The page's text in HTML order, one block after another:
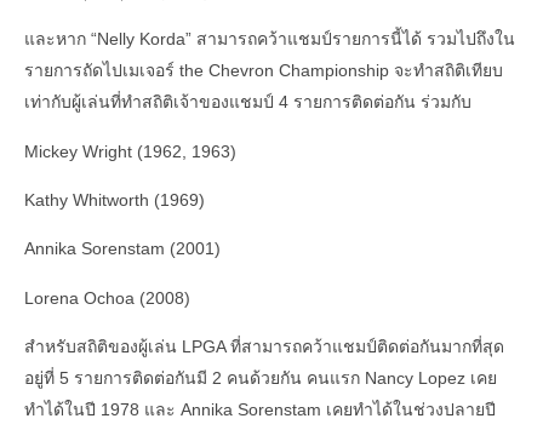
และหาก “Nelly Korda” สามารถคว้าแชมป์รายการนี้ได้ รวมไปถึงใน
รายการถัดไปเมเจอร์ the Chevron Championship จะทำสถิติเทียบ
เท่ากับผู้เล่นที่ทำสถิติเจ้าของแชมป์ 4 รายการติดต่อกัน ร่วมกับ
Mickey Wright (1962, 1963)
Kathy Whitworth (1969)
Annika Sorenstam (2001)
Lorena Ochoa (2008)
สำหรับสถิติของผู้เล่น LPGA ที่สามารถคว้าแชมป์ติดต่อกันมากที่สุด
อยู่ที่ 5 รายการติดต่อกันมี 2 คนด้วยกัน คนแรก Nancy Lopez เคย
ทำได้ในปี 1978 และ Annika Sorenstam เคยทำได้ในช่วงปลายปี